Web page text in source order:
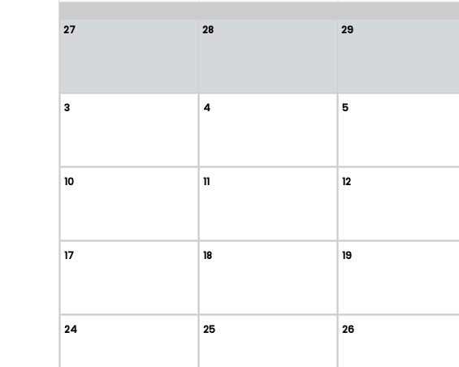
27 28 29
3 4 5
10 11 12
17 18 19
24 25 26